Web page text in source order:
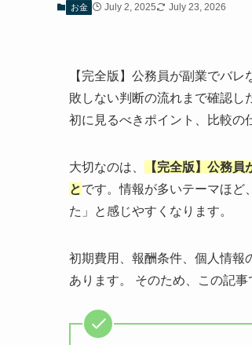
お金 July 2, 2025 July 23, 2026
【完全版】公務員が副業でバ
敗しない判断の流れまで確認し
初に見るべきポイント、比較の
大切なのは、
【完全版】公務
とです。情報が多いテーマほど
た」と感じやすくなります。
初期費用、報酬条件、個人情報
あります。 そのため、この記